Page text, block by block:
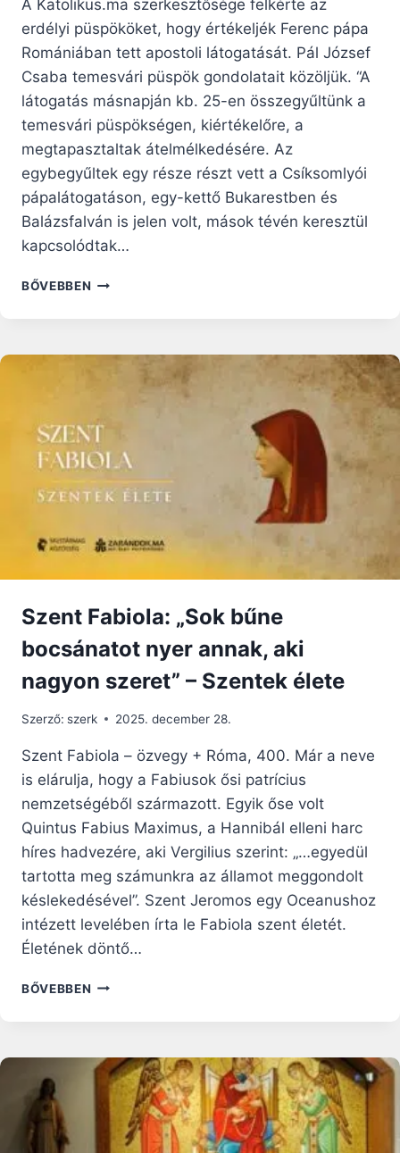
A Katolikus.ma szerkesztősége felkérte az
erdélyi püspököket, hogy értékeljék Ferenc pápa
Romániában tett apostoli látogatását. Pál József
Csaba temesvári püspök gondolatait közöljük. “A
látogatás másnapján kb. 25-en összegyűltünk a
temesvári püspökségen, kiértékelőre, a
megtapasztaltak átelmélkedésére. Az
egybegyűltek egy része részt vett a Csíksomlyói
pápalátogatáson, egy-kettő Bukarestben és
Balázsfalván is jelen volt, mások tévén keresztül
kapcsolódtak…
BŐVEBBEN PÁL
PÜSPÖK
Szent Fabiola: „Sok bűne
bocsánatot nyer annak, aki
nagyon szeret” – Szentek élete
Szerző: szerk 2025. december 28.
Szent Fabiola – özvegy + Róma, 400. Már a neve
is elárulja, hogy a Fabiusok ősi patrícius
nemzetségéből származott. Egyik őse volt
Quintus Fabius Maximus, a Hannibál elleni harc
híres hadvezére, aki Vergilius szerint: „…egyedül
tartotta meg számunkra az államot meggondolt
késlekedésével”. Szent Jeromos egy Oceanushoz
intézett levelében írta le Fabiola szent életét.
Életének döntő…
BŐVEBBEN SZENT
BOCSÁNATOT
NYER
ANNAK,
NAGYON